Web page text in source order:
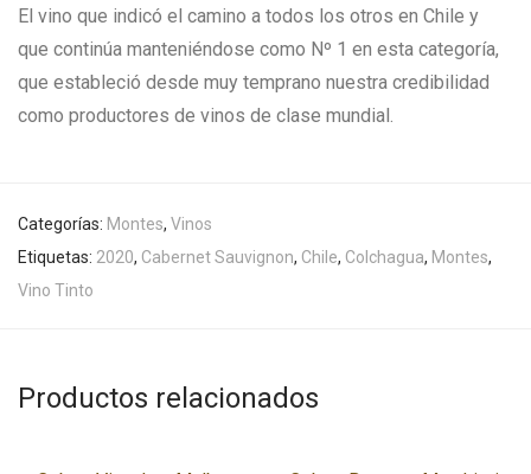
El vino que indicó el camino a todos los otros en Chile y
que continúa manteniéndose como Nº 1 en esta categoría,
que estableció desde muy temprano nuestra credibilidad
como productores de vinos de clase mundial.
Categorías: Montes, Vinos
Etiquetas: 2020, Cabernet Sauvignon, Chile, Colchagua, Montes,
Vino Tinto
Productos relacionados